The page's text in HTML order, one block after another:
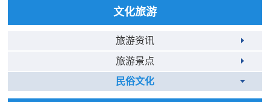
文化旅游
旅游资讯
旅游景点
民俗文化